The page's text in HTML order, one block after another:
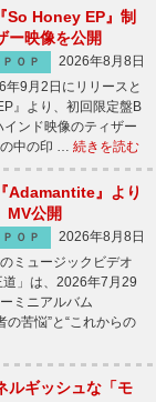
Honey EP』制
ー映像を公開
ＰＯＰ
2026年8月8日
9月2日にリリースと
』より、初回限定盤B
ンド映像のティザー
中の印 … 続きを読む
Adamantite』より
MV公開
ＰＯＰ
2026年8月8日
ミュージックビデオ
」は、2026年7月29
ミニアルバム
の苦悩”と“これからの
ルギッシュな「モ